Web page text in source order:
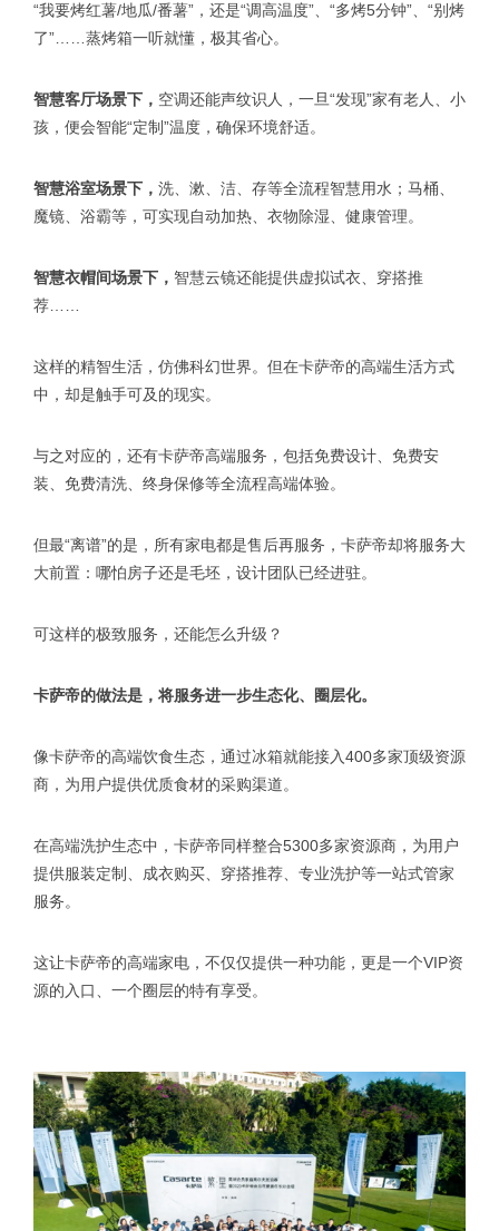
“我要烤红薯/地瓜/番薯”，还是“调高温度”、“多烤5分钟”、“别烤
了”……蒸烤箱一听就懂，极其省心。
智慧客厅场景下， 空调还能声纹识人，一旦“发现”家有老人、小
孩，便会智能“定制”温度，确保环境舒适。
智慧浴室场景下， 洗、漱、洁、存等全流程智慧用水；马桶、
魔镜、浴霸等，可实现自动加热、衣物除湿、健康管理。
智慧衣帽间场景下， 智慧云镜还能提供虚拟试衣、穿搭推
荐……
这样的精智生活，仿佛科幻世界。但在卡萨帝的高端生活方式
中，却是触手可及的现实。
与之对应的，还有卡萨帝高端服务，包括免费设计、免费安
装、免费清洗、终身保修等全流程高端体验。
但最“离谱”的是，所有家电都是售后再服务，卡萨帝却将服务大
大前置：哪怕房子还是毛坯，设计团队已经进驻。
可这样的极致服务，还能怎么升级？
卡萨帝的做法是，将服务进一步生态化、圈层化。
像卡萨帝的高端饮食生态，通过冰箱就能接入400多家顶级资源
商，为用户提供优质食材的采购渠道。
在高端洗护生态中，卡萨帝同样整合5300多家资源商，为用户
提供服装定制、成衣购买、穿搭推荐、专业洗护等一站式管家
服务。
这让卡萨帝的高端家电，不仅仅提供一种功能，更是一个VIP资
源的入口、一个圈层的特有享受。